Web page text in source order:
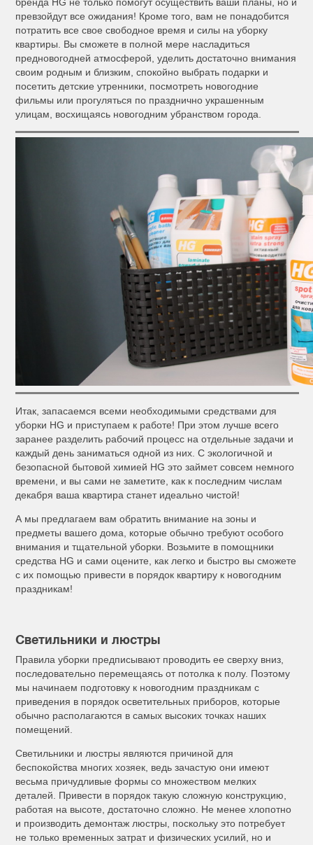
превзойдут все ожидания! Кроме того, вам не понадобится
потратить все свое свободное время и силы на уборку
квартиры. Вы сможете в полной мере насладиться
предновогодней атмосферой, уделить достаточно внимания
своим родным и близким, спокойно выбрать подарки и
посетить детские утренники, посмотреть новогодние
фильмы или прогуляться по празднично украшенным
улицам, восхищаясь новогодним убранством города.
Итак, запасаемся всеми необходимыми средствами для
уборки HG и приступаем к работе! При этом лучше всего
заранее разделить рабочий процесс на отдельные задачи и
каждый день заниматься одной из них. С экологичной и
безопасной бытовой химией HG это займет совсем немного
времени, и вы сами не заметите, как к последним числам
декабря ваша квартира станет идеально чистой!
А мы предлагаем вам обратить внимание на зоны и
предметы вашего дома, которые обычно требуют особого
внимания и тщательной уборки. Возьмите в помощники
средства HG и сами оцените, как легко и быстро вы сможете
с их помощью привести в порядок квартиру к новогодним
праздникам!
Светильники и люстры
Правила уборки предписывают проводить ее сверху вниз,
последовательно перемещаясь от потолка к полу. Поэтому
мы начинаем подготовку к новогодним праздникам с
приведения в порядок осветительных приборов, которые
обычно располагаются в самых высоких точках наших
помещений.
Светильники и люстры являются причиной для
беспокойства многих хозяек, ведь зачастую они имеют
весьма причудливые формы со множеством мелких
деталей. Привести в порядок такую сложную конструкцию,
работая на высоте, достаточно сложно. Не менее хлопотно
и производить демонтаж люстры, поскольку это потребует
не только временных затрат и физических усилий, но и